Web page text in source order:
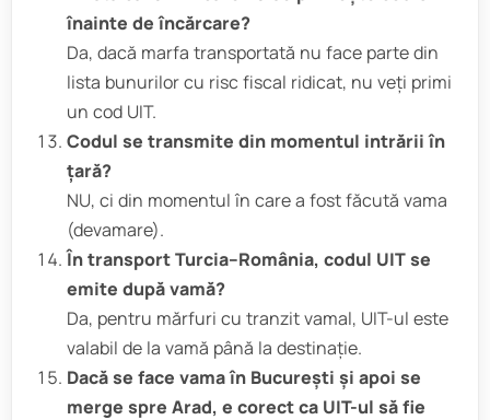
înainte de încărcare?
Da, dacă marfa transportată nu face parte din
lista bunurilor cu risc fiscal ridicat, nu veți primi
un cod UIT.
Codul se transmite din momentul intrării în
țară?
NU, ci din momentul în care a fost făcută vama
(devamare).
În transport Turcia–România, codul UIT se
emite după vamă?
Da, pentru mărfuri cu tranzit vamal, UIT-ul este
valabil de la vamă până la destinație.
Dacă se face vama în București și apoi se
merge spre Arad, e corect ca UIT-ul să fie